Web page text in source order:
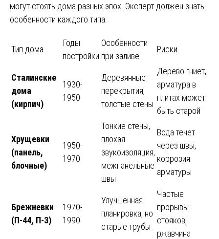
могут стоять дома разных эпох. Эксперт должен знать
особенности каждого типа:
Тип дома
Годы
постройки
Особенности
при заливе
Риски
Сталинские
дома
(кирпич)
1930-
1950
Деревянные
перекрытия,
толстые стены
Дерево гниет,
арматура в
плитах может
быть старой
Хрущевки
(панель,
блочные)
1950-
1970
Тонкие стены,
плохая
звукоизоляция,
межпанельные
швы
Вода течет
через швы,
коррозия
арматуры
Брежневки
(П-44, П-3)
1970-
1990
Улучшенная
планировка, но
старые трубы
Частые
прорывы
стояков,
ржавчина